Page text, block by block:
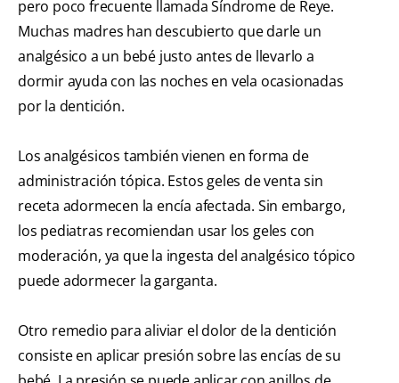
pero poco frecuente llamada Síndrome de Reye.
Muchas madres han descubierto que darle un
analgésico a un bebé justo antes de llevarlo a
dormir ayuda con las noches en vela ocasionadas
por la dentición.
Los analgésicos también vienen en forma de
administración tópica. Estos geles de venta sin
receta adormecen la encía afectada. Sin embargo,
los pediatras recomiendan usar los geles con
moderación, ya que la ingesta del analgésico tópico
puede adormecer la garganta.
Otro remedio para aliviar el dolor de la dentición
consiste en aplicar presión sobre las encías de su